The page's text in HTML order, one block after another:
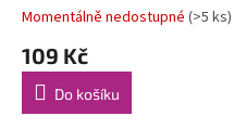
Momentálně nedostupné (>5 ks)
109 Kč
Do košíku